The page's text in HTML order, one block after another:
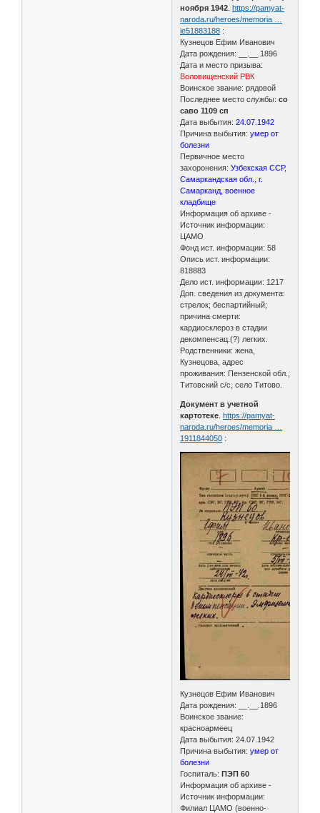
ноября 1942 .https://pamyat-
naroda.ru/heroes/memoria …
ie51883188 :
Кузнецов Ефим Иванович
Дата рождения: __.__.1896
Дата и место призыва:
Воловищенский РВК
Воинское звание: рядовой
Последнее место службы:со
саво 1109 сп
Дата выбытия:24.07.1942
Причина выбытия:умер от
болезни
Первичное место
захоронения: Узбекская ССР,
Самаркандская обл., г.
Самарканд, военное
кладбище
Информация об архиве -
Источник информации:
ЦАМО
Фонд ист. информации: 58
Опись ист. информации:
818883
Дело ист. информации: 1217
Доп. сведения из документа:
стрелок; беспартийный;
причина смерти:
кардиосклероз в стадии
декомпенсац.(?) легких.
Родственники: жена,
Кузнецова, адрес
проживания: Пензенской обл.,
Титовский с/с, село Титово.
Документ в учетной
картотеке .https://pamyat-
naroda.ru/heroes/memoria …
1911844050 :
Кузнецов Ефим Иванович
Дата рождения: __.__.1896
Воинское звание:
красноармеец
Дата выбытия: 24.07.1942
Причина выбытия:умер от
болезни
Госпиталь: ПЭП 60
Информация об архиве -
Источник информации:
Филиал ЦАМО (военно-